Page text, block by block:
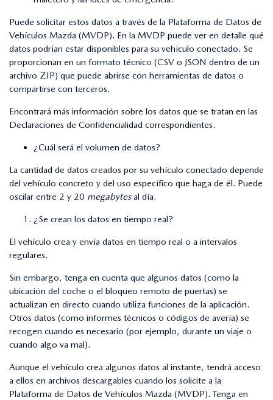
Puede solicitar estos datos a través de la Plataforma de Datos de
Vehículos Mazda (MVDP). En la MVDP puede ver en detalle qué
datos podrían estar disponibles para su vehículo conectado. Se
proporcionan en un formato técnico (CSV o JSON dentro de un
archivo ZIP) que puede abrirse con herramientas de datos o
compartirse con terceros.
Encontrará más información sobre los datos que se tratan en las
Declaraciones de Confidencialidad correspondientes.
¿Cuál será el volumen de datos?
La cantidad de datos creados por su vehículo conectado depende
del vehículo concreto y del uso específico que haga de él. Puede
oscilar entre 2 y 20 megabytesal día.
¿Se crean los datos en tiempo real?
El vehículo crea y envía datos en tiempo real o a intervalos
regulares.
Sin embargo, tenga en cuenta que algunos datos (como la
ubicación del coche o el bloqueo remoto de puertas) se
actualizan en directo cuando utiliza funciones de la aplicación.
Otros datos (como informes técnicos o códigos de avería) se
recogen cuando es necesario (por ejemplo, durante un viaje o
cuando algo va mal).
Aunque el vehículo crea algunos datos al instante, tendrá acceso
a ellos en archivos descargables cuando los solicite a la
Plataforma de Datos de Vehículos Mazda (MVDP). Tenga en